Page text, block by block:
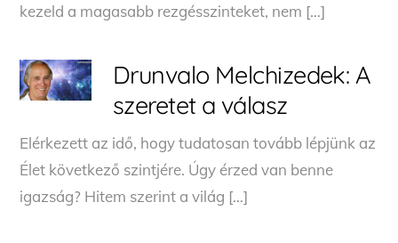
kezeld a magasabb rezgésszinteket, nem […]
Drunvalo Melchizedek: A
szeretet a válasz
Elérkezett az idő, hogy tudatosan tovább lépjünk az
Élet következő szintjére. Úgy érzed van benne
igazság? Hitem szerint a világ […]